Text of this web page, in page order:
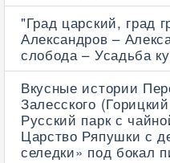
"Град царский, град
Александров –
слобода – Усадьба
Вкусные истории
Залесского
Русский парк с
Царство Ряпушки с
селедки» под бокал